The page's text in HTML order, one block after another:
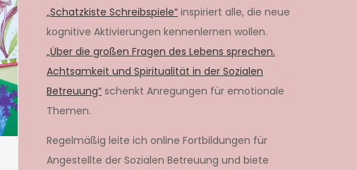
„Schatzkiste Schreibspiele“ inspiriert alle, die neue
kognitive Aktivierungen kennenlernen wollen.
„Über die großen Fragen des Lebens sprechen.
Achtsamkeit und Spiritualität in der Sozialen
Betreuung“ schenkt Anregungen für emotionale
Themen.
Regelmäßig leite ich online Fortbildungen für
Angestellte der Sozialen Betreuung und biete